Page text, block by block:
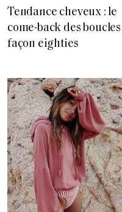
Tendance cheveux : le
come-back des boucles
façon eighties